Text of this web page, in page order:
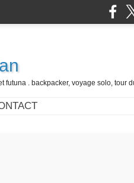
futuna . backpacker, voyage solo, tour